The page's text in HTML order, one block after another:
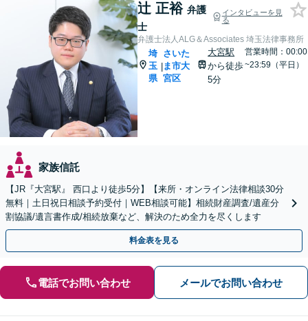
辻 正裕 弁護
士
インタビューを見
る
弁護士法人ALG＆Associates 埼玉法律事務所
埼
玉
県
|
さいた
ま市大
宮区
大宮駅
から徒歩
5分
営業時間：00:00
~23:59（平日）
家族信託
【JR『大宮駅』 西口より徒歩5分】【来所・オンライン法律相談30分
無料｜土日祝日相談予約受付｜WEB相談可能】相続財産調査/遺産分
割協議/遺言書作成/相続放棄など、解決のため全力を尽くします
料金表を見る
電話でお問い合わせ メールでお問い合わせ